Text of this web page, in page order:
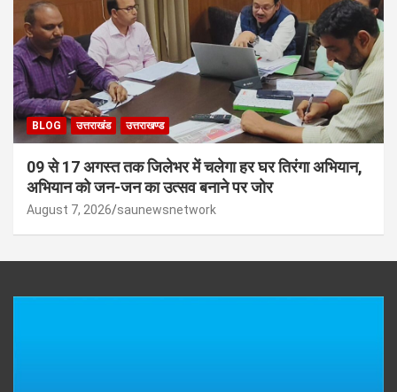
BLOG उत्तराखंड उत्तराखण्ड
09 से 17 अगस्त तक जिलेभर में चलेगा हर घर तिरंगा अभियान,
अभियान को जन-जन का उत्सव बनाने पर जोर
August 7, 2026 saunewsnetwork